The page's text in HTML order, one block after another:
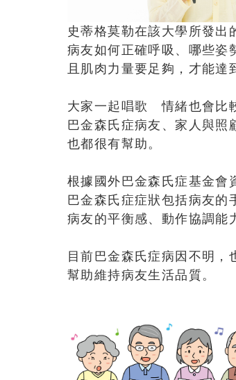
史蒂格莫勒在該大學所發出
病友如何正確呼吸、哪些姿
且肌肉力量要足夠，才能達
大家一起唱歌 情緒也會比
巴金森氏症病友、家人與照
也都很有幫助。
根據國外巴金森氏症基金會
巴金森氏症症狀包括病友的
病友的平衡感、動作協調能
目前巴金森氏症病因不明，
幫助維持病友生活品質。